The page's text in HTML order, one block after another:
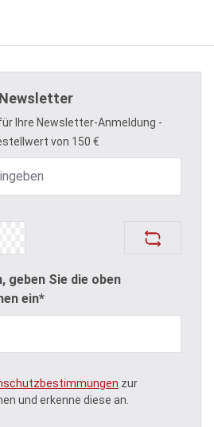
Newsletter
Ihre Newsletter-Anmeldung -
von 150 €
geben Sie die oben
ein*
zur
und erkenne diese an.